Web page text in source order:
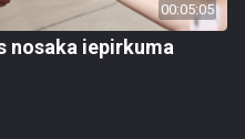
00:05:05
nosaka iepirkuma